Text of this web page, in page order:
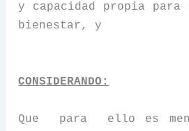
y capacidad propia para
bienestar, y
CONSIDERANDO:
Que para
ello es